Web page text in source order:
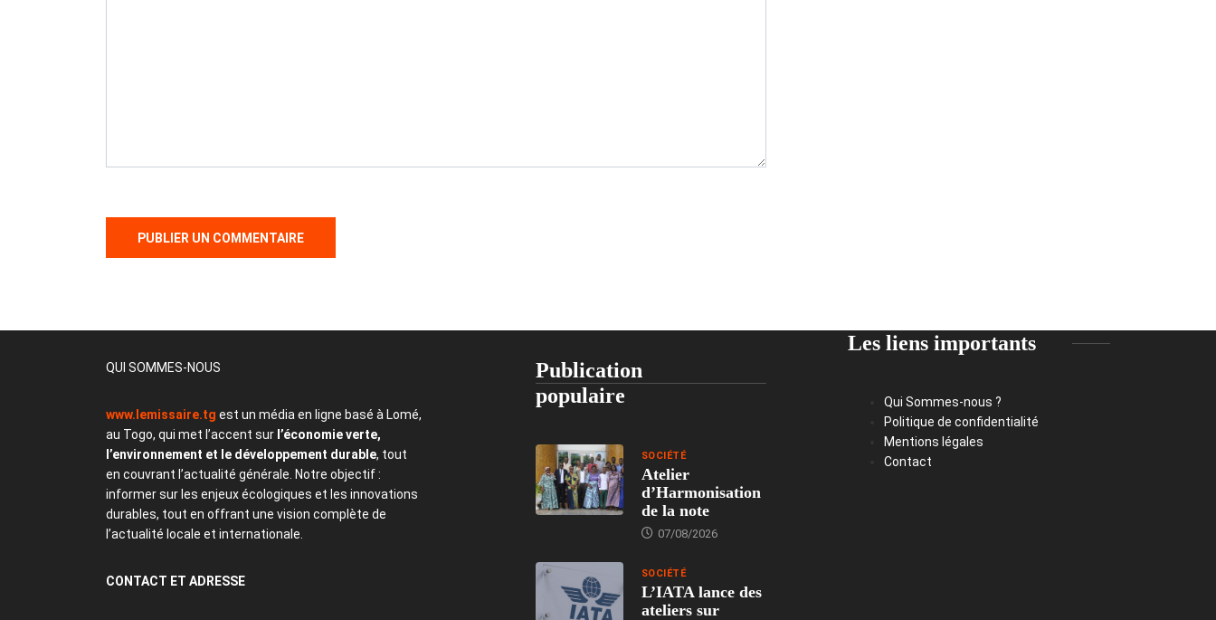
QUI SOMMES-NOUS
www.lemissaire.tg est un média en ligne basé à Lomé,
au Togo, qui met l’accent sur l’économie verte,
l’environnement et le développement durable, tout
en couvrant l’actualité générale. Notre objectif :
informer sur les enjeux écologiques et les innovations
durables, tout en offrant une vision complète de
l’actualité locale et internationale.
CONTACT ET ADRESSE
Publication
populaire
SOCIÉTÉ
Atelier
d’Harmonisation
de la note
07/08/2026
SOCIÉTÉ
L’IATA lance des
ateliers sur
Les liens importants
Qui Sommes-nous ?
Politique de confidentialité
Mentions légales
Contact